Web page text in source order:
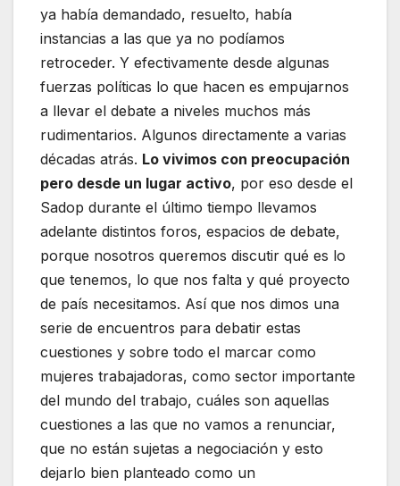
ya había demandado, resuelto, había
instancias a las que ya no podíamos
retroceder. Y efectivamente desde algunas
fuerzas políticas lo que hacen es empujarnos
a llevar el debate a niveles muchos más
rudimentarios. Algunos directamente a varias
décadas atrás. Lo vivimos con preocupación
pero desde un lugar activo, por eso desde el
Sadop durante el último tiempo llevamos
adelante distintos foros, espacios de debate,
porque nosotros queremos discutir qué es lo
que tenemos, lo que nos falta y qué proyecto
de país necesitamos. Así que nos dimos una
serie de encuentros para debatir estas
cuestiones y sobre todo el marcar como
mujeres trabajadoras, como sector importante
del mundo del trabajo, cuáles son aquellas
cuestiones a las que no vamos a renunciar,
que no están sujetas a negociación y esto
dejarlo bien planteado como un